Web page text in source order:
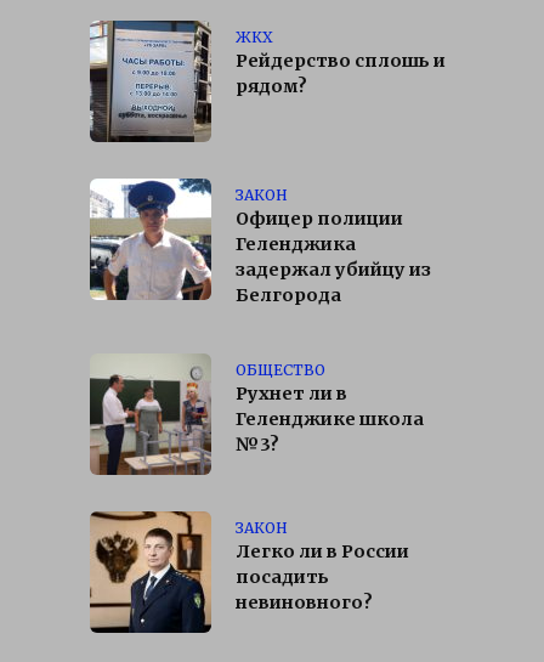
ЖКХ
Рейдерство сплошь и
рядом?
ЗАКОН
Офицер полиции
Геленджика
задержал убийцу из
Белгорода
ОБЩЕСТВО
Рухнет ли в
Геленджике школа
№3?
ЗАКОН
Легко ли в России
посадить
невиновного?